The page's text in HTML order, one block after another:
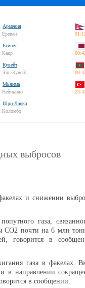
Армения
Ереван
Египет
Каир
Кувейт
Эль-Кувейт
Мьянма
Нейпьидо
Шри-Ланка
Коломбо
выбросов
и снижении
газа,
CO2 почти на 6 млн
говорится в
газа в факелах.
в направлении
в сообщении.